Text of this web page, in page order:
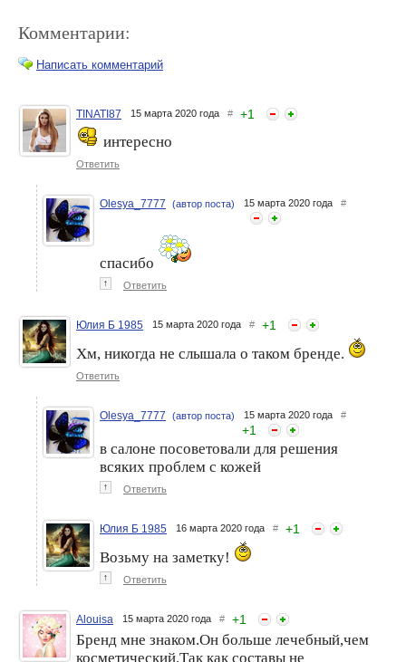
Марка косметики, которой
я доверяю - "Nivea"
Марка косметики, которой
я доверяю: EO laboratorie
Декоративная косметика.
Марка, которой я доверяю:
Комментарии:
Написать комментарий
TINATI87 15 марта 2020 года # +1
интересно
Ответить
Olesya_7777 (автор поста) 15 марта 2020 года #
спасибо
↑ Ответить
Юлия Б 1985 15 марта 2020 года # +1
Хм, никогда не слышала о таком бренде.
Ответить
Olesya_7777 (автор поста) 15 марта 2020 года #
+1
в салоне посоветовали для решения
всяких проблем с кожей
↑ Ответить
Юлия Б 1985 16 марта 2020 года # +1
Возьму на заметку!
↑ Ответить
Alouisa 15 марта 2020 года # +1
Бренд мне знаком.Он больше лечебный,чем
косметический.Так как составы не